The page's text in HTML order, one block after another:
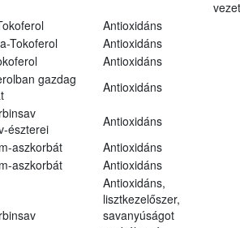
Antioxidáns
Tokoferol
Antioxidáns
Antioxidáns
gazdag
Antioxidáns
észterei
Antioxidáns
aszkorbát
Antioxidáns
aszkorbát Antioxidáns
Antioxidáns,
lisztkezelőszer,
savanyúságot